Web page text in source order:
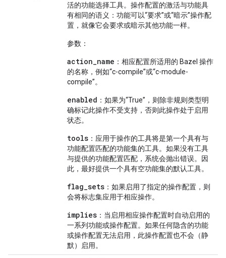
活的功能选择工具。操作配置的激活与功能具
有相同的语义：功能可以“要求”或“暗示”操作配
置，就像它会要求或暗示其他功能一样。
参数：
action_name ：相应配置所适用的 Bazel 操作
的名称，例如“c-compile”或“c-module-
compile”。
enabled ：如果为“True”，则除非规则类型明
确标记此操作不受支持，否则此操作处于启用
状态。
tools ：应用于操作的工具将是第一个具有与
功能配置匹配的功能集的工具。如果没有工具
与提供的功能配置匹配，系统会抛出错误。因
此，最好提供一个具有空功能集的默认工具。
flag_sets ：如果启用了指定的操作配置，则
会将标志集应用于相应操作。
implies ：当启用相应操作配置时自动启用的
一系列功能或操作配置。如果任何隐含的功能
或操作配置无法启用，此操作配置也不会（静
默）启用。